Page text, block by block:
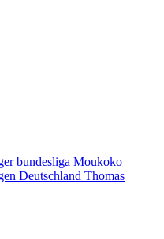
bundesliga Moukoko
Deutschland Thomas